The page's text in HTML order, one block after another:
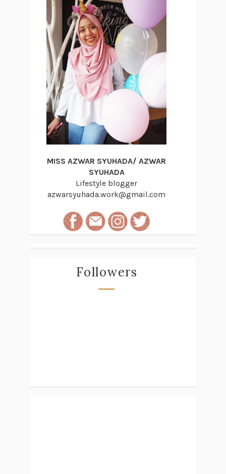
MISS AZWAR SYUHADA/ AZWAR
SYUHADA
Lifestyle blogger
azwarsyuhada.work@gmail.com
Followers